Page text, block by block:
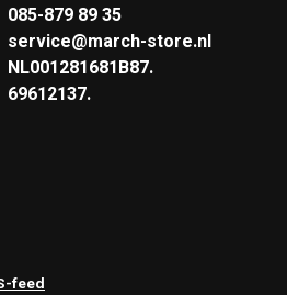
085-879 89 35
service@march-store.nl
NL001281681B87.
69612137.
feed